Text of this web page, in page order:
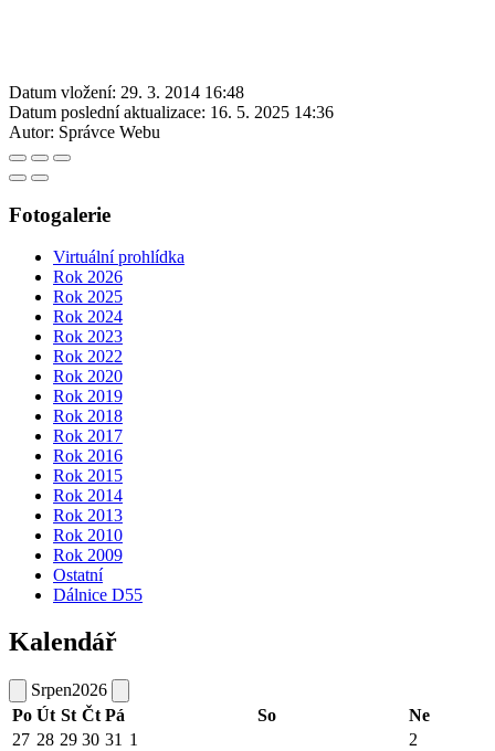
Datum vložení: 29. 3. 2014 16:48
Datum poslední aktualizace: 16. 5. 2025 14:36
Autor: Správce Webu
Fotogalerie
Virtuální prohlídka
Rok 2026
Rok 2025
Rok 2024
Rok 2023
Rok 2022
Rok 2020
Rok 2019
Rok 2018
Rok 2017
Rok 2016
Rok 2015
Rok 2014
Rok 2013
Rok 2010
Rok 2009
Ostatní
Dálnice D55
Kalendář
Srpen2026
Po Út St Čt Pá So
Ne
27 28 29 30 31 1
2